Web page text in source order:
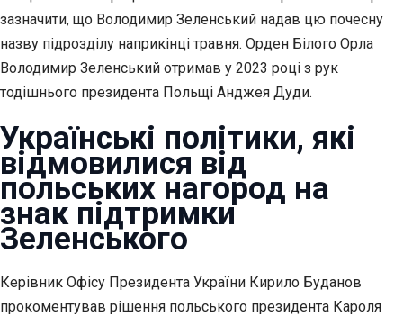
зазначити, що Володимир Зеленський надав цю почесну
назву підрозділу наприкінці травня. Орден Білого Орла
Володимир Зеленський отримав у 2023 році з рук
тодішнього президента Польщі Анджея Дуди.
Українські політики, які
відмовилися від
польських нагород на
знак підтримки
Зеленського
Керівник Офісу Президента України Кирило Буданов
прокоментував рішення польського президента Кароля